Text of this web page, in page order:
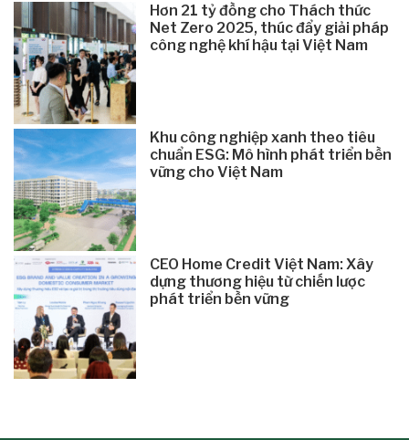
Hơn 21 tỷ đồng cho Thách thức
Net Zero 2025, thúc đẩy giải pháp
công nghệ khí hậu tại Việt Nam
Khu công nghiệp xanh theo tiêu
chuẩn ESG: Mô hình phát triển bền
vững cho Việt Nam
CEO Home Credit Việt Nam: Xây
dựng thương hiệu từ chiến lược
phát triển bền vững